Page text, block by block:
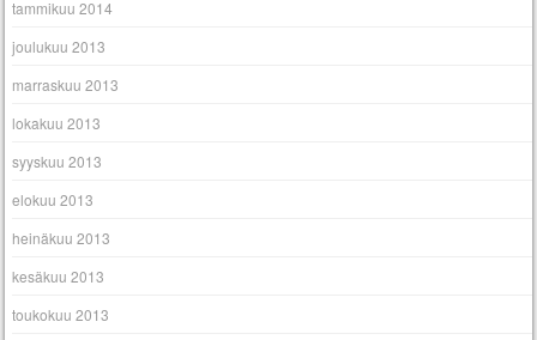
tammikuu 2014
joulukuu 2013
marraskuu 2013
lokakuu 2013
syyskuu 2013
elokuu 2013
heinäkuu 2013
kesäkuu 2013
toukokuu 2013